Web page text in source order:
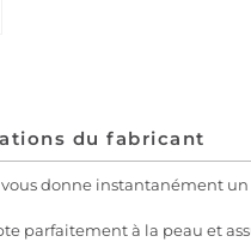
du fabricant
donne instantanément
parfaitement à la peau et